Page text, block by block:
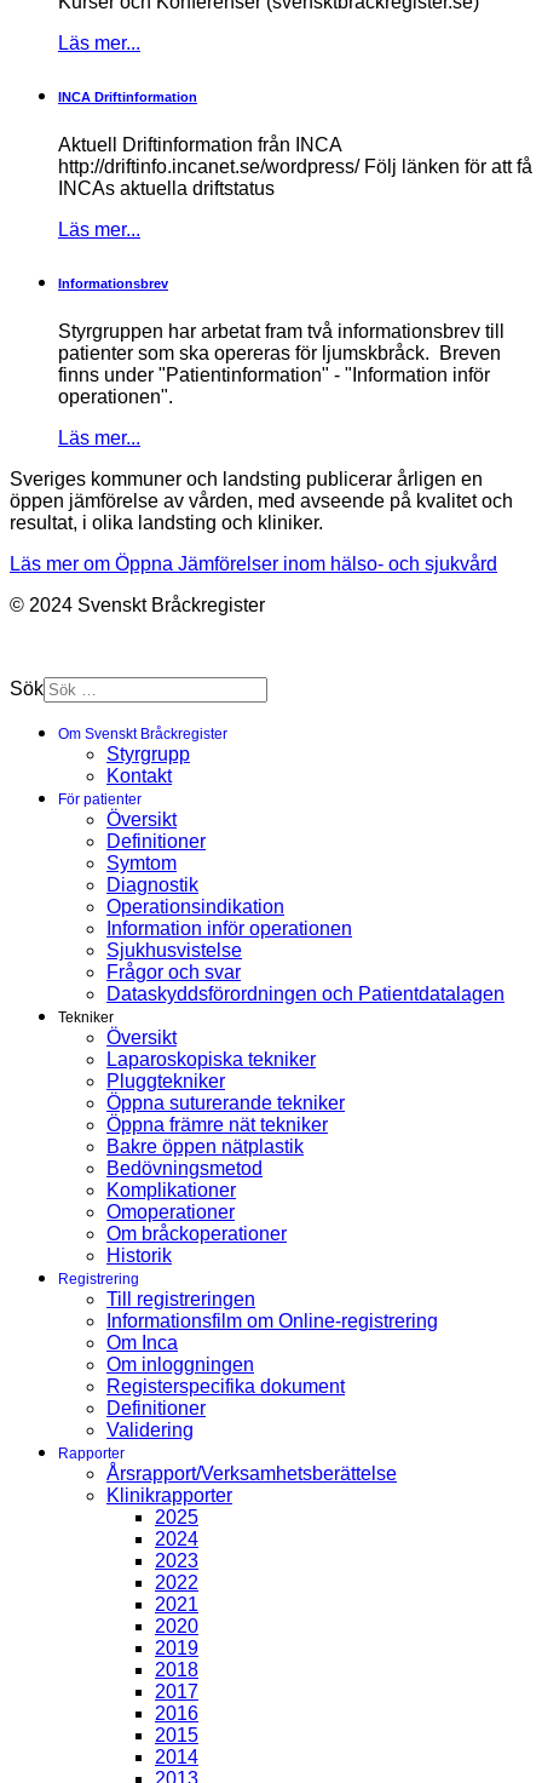
Läs mer...
INCA Driftinformation
Aktuell Driftinformation från INCA
http://driftinfo.incanet.se/wordpress/ Följ länken för att få
INCAs aktuella driftstatus
Läs mer...
Informationsbrev
Styrgruppen har arbetat fram två informationsbrev till
patienter som ska opereras för ljumskbråck. Breven
finns under "Patientinformation" - "Information inför
operationen".
Läs mer...
Sveriges kommuner och landsting publicerar årligen en
öppen jämförelse av vården, med avseende på kvalitet och
resultat, i olika landsting och kliniker.
Läs mer om Öppna Jämförelser inom hälso- och sjukvård
© 2024 Svenskt Bråckregister
Sök
Om Svenskt Bråckregister
Styrgrupp
Kontakt
För patienter
Översikt
Definitioner
Symtom
Diagnostik
Operationsindikation
Information inför operationen
Sjukhusvistelse
Frågor och svar
Dataskyddsförordningen och Patientdatalagen
Tekniker
Översikt
Laparoskopiska tekniker
Pluggtekniker
Öppna suturerande tekniker
Öppna främre nät tekniker
Bakre öppen nätplastik
Bedövningsmetod
Komplikationer
Omoperationer
Om bråckoperationer
Historik
Registrering
Till registreringen
Informationsfilm om Online-registrering
Om Inca
Om inloggningen
Registerspecifika dokument
Definitioner
Validering
Rapporter
Årsrapport/Verksamhetsberättelse
Klinikrapporter
2025
2024
2023
2022
2021
2020
2019
2018
2017
2016
2015
2014
2013